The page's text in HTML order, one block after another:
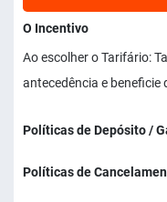
O Incentivo
Ao escolher o Tarifário:
antecedência e beneficie
Políticas de Depósito /
Políticas de